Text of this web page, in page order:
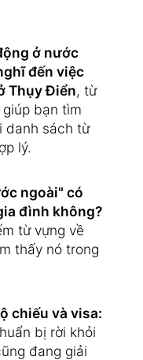
ở nước
đến việc
Thụy Điển, từ
bạn tìm
danh sách từ
lý.
ngoài" có
đình không?
từ vựng về
thấy nó trong
chiếu và visa:
bị rời khỏi
đang giải